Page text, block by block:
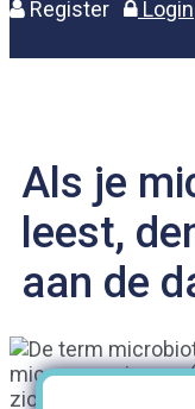
Register Login
Als je
leest,
aan de